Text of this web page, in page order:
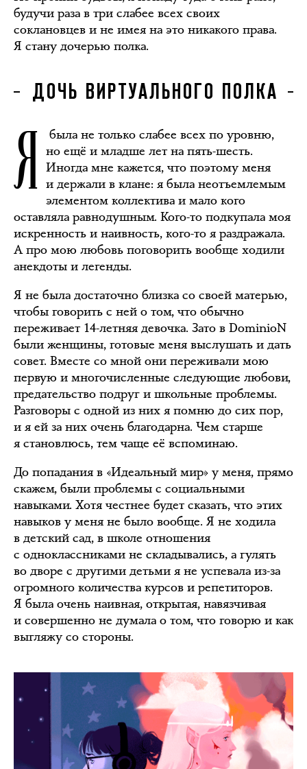
будучи раза в три слабее всех своих
соклановцев и не имея на это никакого права.
Я стану дочерью полка.
ДОЧЬ ВИРТУАЛЬНОГО ПОЛКА
Я
была не только слабее всех по уровню,
но ещё и младше лет на пять-шесть.
Иногда мне кажется, что поэтому меня
и держали в клане: я была неотъемлемым
элементом коллектива и мало кого
оставляла равнодушным. Кого-то подкупала моя
искренность и наивность, кого-то я раздражала.
А про мою любовь поговорить вообще ходили
анекдоты и легенды.
Я не была достаточно близка со своей матерью,
чтобы говорить с ней о том, что обычно
переживает 14-летняя девочка. Зато в DominioN
были женщины, готовые меня выслушать и дать
совет. Вместе со мной они переживали мою
первую и многочисленные следующие любови,
предательство подруг и школьные проблемы.
Разговоры с одной из них я помню до сих пор,
и я ей за них очень благодарна. Чем старше
я становлюсь, тем чаще её вспоминаю.
До попадания в «Идеальный мир» у меня, прямо
скажем, были проблемы с социальными
навыками. Хотя честнее будет сказать, что этих
навыков у меня не было вообще. Я не ходила
в детский сад, в школе отношения
с одноклассниками не складывались, а гулять
во дворе с другими детьми я не успевала из-за
огромного количества курсов и репетиторов.
Я была очень наивная, открытая, навязчивая
и совершенно не думала о том, что говорю и как
выгляжу со стороны.